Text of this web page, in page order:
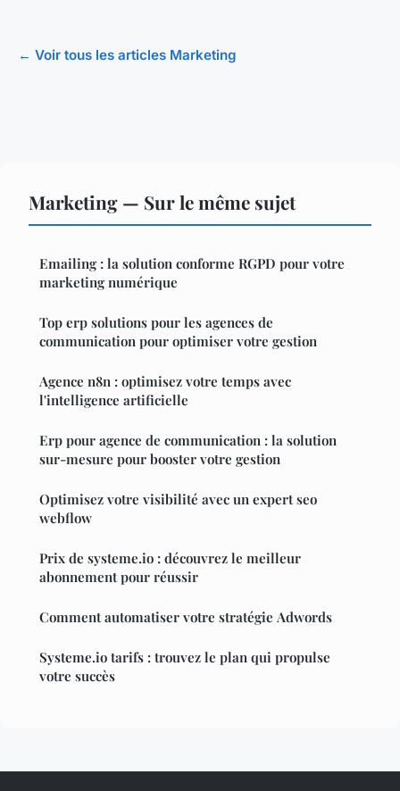
← Voir tous les articles Marketing
Marketing — Sur le même sujet
Emailing : la solution conforme RGPD pour votre
marketing numérique
Top erp solutions pour les agences de
communication pour optimiser votre gestion
Agence n8n : optimisez votre temps avec
l'intelligence artificielle
Erp pour agence de communication : la solution
sur-mesure pour booster votre gestion
Optimisez votre visibilité avec un expert seo
webflow
Prix de systeme.io : découvrez le meilleur
abonnement pour réussir
Comment automatiser votre stratégie Adwords
Systeme.io tarifs : trouvez le plan qui propulse
votre succès